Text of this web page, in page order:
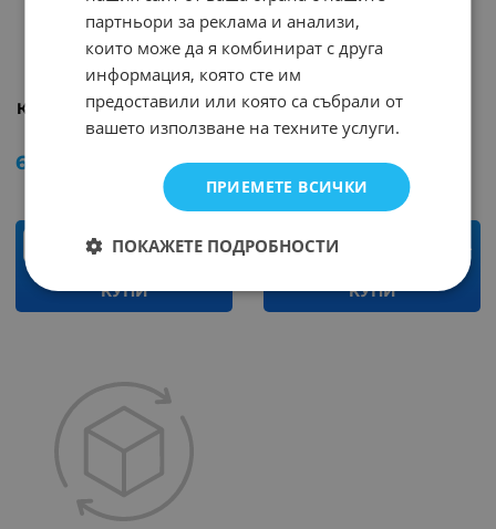
Канон AC-3FG AMPHENOL
Арт.№: 40077
6.93 лв.
бр.
КУПИ
Канон F1982 женски
Арт.№: 39126
2.81 € / 5.50 лв.
бр.
КУПИ
партньори за реклама и анализи,
които може да я комбинират с друга
информация, която сте им
предоставили или която са събрали от
вашето използване на техните услуги.
ПРИЕМЕТЕ ВСИЧКИ
ПОКАЖЕТЕ ПОДРОБНОСТИ